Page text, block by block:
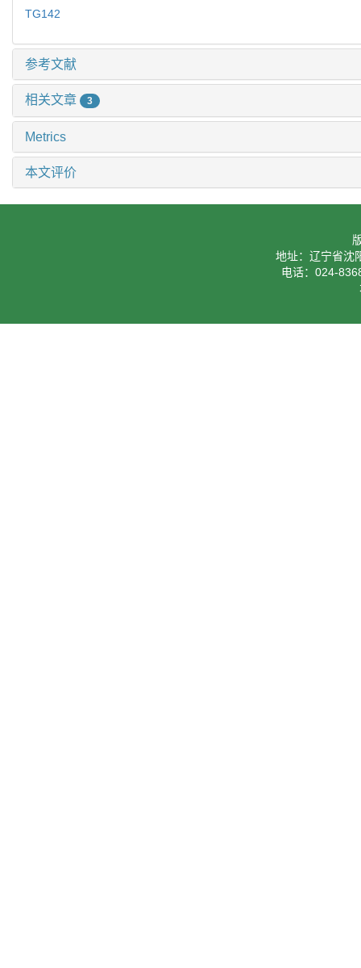
TG142
参考文献
相关文章 3
Metrics
本文评价
地址：辽宁省沈
电话：024-